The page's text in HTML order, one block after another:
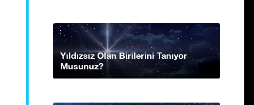
Yıldızsız Olan Birilerini Tanıyor
Musunuz?